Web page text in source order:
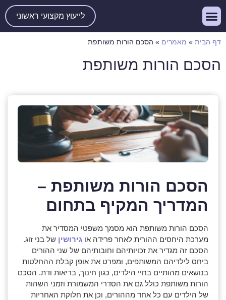
לייעוץ מקצועי ראשוני
דף הבית » מאמרים » הסכם הורות משותפת
הסכם הורות משותפת
הסכם הורות משותפת –
המדריך המקיף בתחום
הסכם הורות משותפת הוא מסמך משפטי המסדיר את
מערכת היחסים ההורית לאחר פרידה או גירושין של בני זוג.
הסכם זה מגדיר את זכויותיהם וחובותיהם של שני ההורים
ביחס לילדיהם המשותפים, ומפרט את אופן קבלת ההחלטות
בנושאים מהותיים בחיי הילדים, כגון חינוך, בריאות ודת. הסכם
הורות משותפת כולל גם את הסדרי המשמורת וזמני השהות
של הילדים עם כל אחד מההורים, וכן את חלוקת האחריות